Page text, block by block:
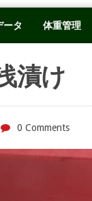
ータ 体重管理
漬け
0 Comments